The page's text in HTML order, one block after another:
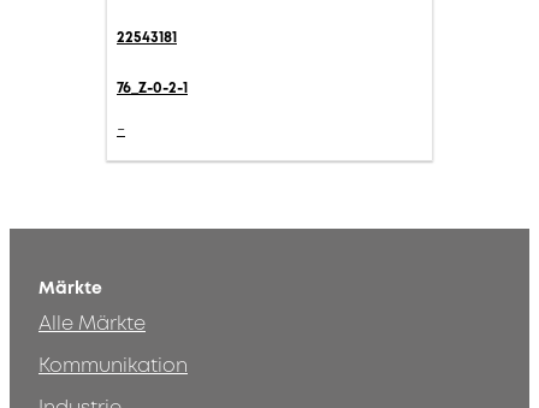
22543181
76_Z-0-2-1
-
Märkte
Alle Märkte
Kommunikation